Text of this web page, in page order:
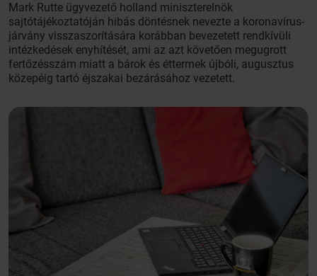
Mark Rutte ügyvezető holland miniszterelnök
sajtótájékoztatóján hibás döntésnek nevezte a koronavírus-
járvány visszaszorítására korábban bevezetett rendkívüli
intézkedések enyhítését, ami az azt követően megugrott
fertőzésszám miatt a bárok és éttermek újbóli, augusztus
közepéig tartó éjszakai bezárásához vezetett.